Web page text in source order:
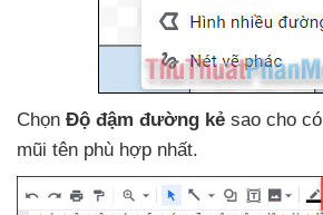
Chọn Độ đậm đường kẻ sao cho có
mũi tên phù hợp nhất.